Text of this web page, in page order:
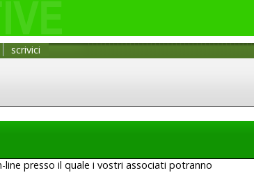
scrivici
presso il quale i vostri associati potranno